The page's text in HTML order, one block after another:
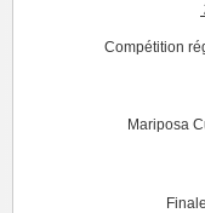
Compétition
Mariposa